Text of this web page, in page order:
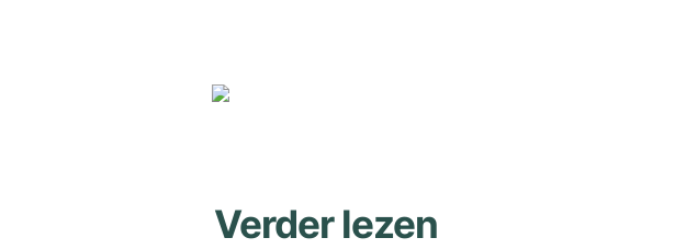
Verder lezen